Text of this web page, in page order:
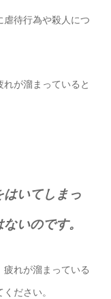
待行為や殺人につ
が溜まっていると
いてしまっ
いのです。
れが溜まっている
ださい。